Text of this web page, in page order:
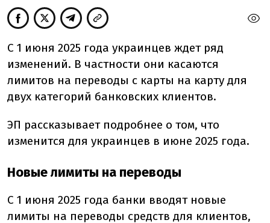
С 1 июня 2025 года украинцев ждет ряд
изменений. В частности они касаются
лимитов на переводы с карты на карту для
двух категорий банковских клиентов.
ЭП рассказывает подробнее о том, что
изменится для украинцев в июне 2025 года.
Новые лимиты на переводы
С 1 июня 2025 года банки вводят новые
лимиты на переводы средств для клиентов,